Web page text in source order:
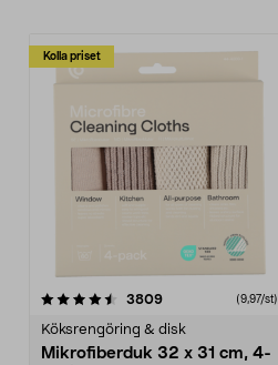
Kolla priset
3809recensioner (9,97/st)
Köksrengöring & disk
Mikrofiberduk 32 x 31 cm, 4-
4.0av 5 stjärnor